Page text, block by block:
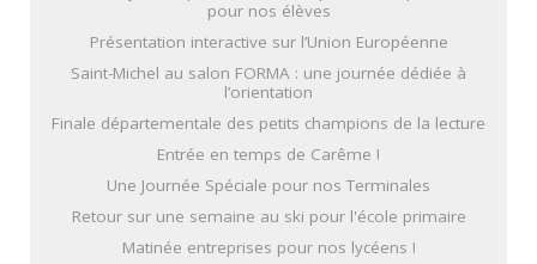
pour nos élèves
Présentation interactive sur l’Union Européenne
Saint-Michel au salon FORMA : une journée dédiée à
l’orientation
Finale départementale des petits champions de la lecture
Entrée en temps de Carême !
Une Journée Spéciale pour nos Terminales
Retour sur une semaine au ski pour l'école primaire
Matinée entreprises pour nos lycéens !